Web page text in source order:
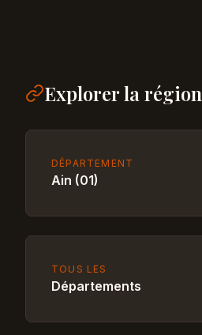
Explorer la région
DÉPARTEMENT
Ain (01)
TOUS LES
Départements